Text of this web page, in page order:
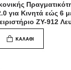
για Κινητά εώς 6
ZY-912
ΚΑΛΆΘΙ